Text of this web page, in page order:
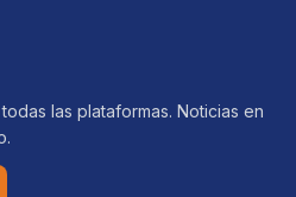
las plataformas. Noticias en